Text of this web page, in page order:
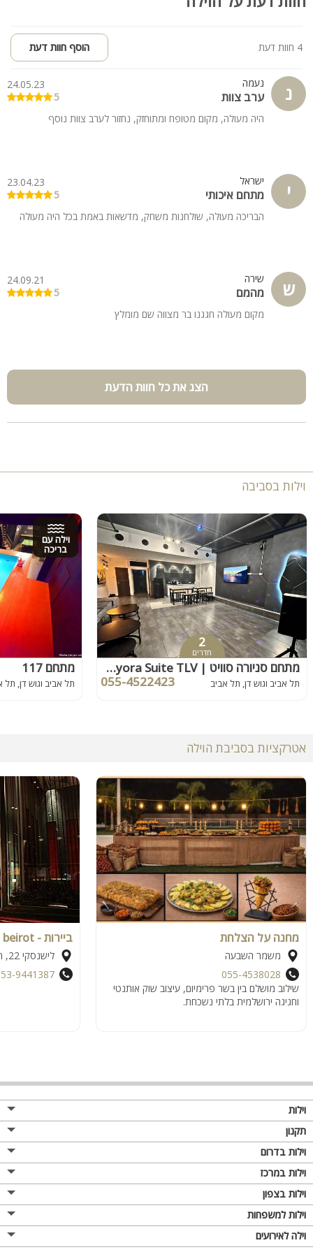
4 חוות דעת הוסף חוות דעת
נ נעמה
ערב צוות
24.05.23
5
היה מעולה, מקום מטופח ומתוחזק, נחזור לערב צוות נוסף
י ישראל
מתחם איכותי
23.04.23
5
הבריכה מעולה, שולחנות משחק, מדשאות באמת בכל היה מעולה
ש שירה
מהמם
24.09.21
5
מקום מעולה חגגנו בר מצווה שם מומלץ
הצג את כל חוות הדעת
וילות בסביבה
2
חדרים
מתחם סניורה סוויט | Senyora Suite TLV
תל אביב וגוש דן, תל אביב 055-4522423
וילה עם
בריכה
מתחם 117
תל אביב וגוש דן, תל
אטרקציות בסביבת הוילה
מחנה על הצלחת
משמר השבעה
055-4538028
שילוב מושלם בין בשר פרימיום, עיצוב שוק אותנטי
וחגיגה ירושלמית בלתי נשכחת.
ביירות - beirot
לישנסקי 22, ראשון לציון
9441387
וילות
תקנון
וילות בדרום
וילות במרכז
וילות בצפון
וילות למשפחות
וילה לאירועים